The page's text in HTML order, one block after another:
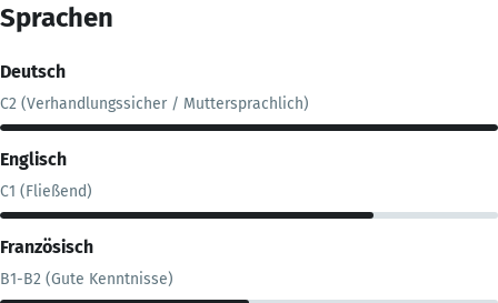
Sprachen
Deutsch
C2 (Verhandlungssicher / Muttersprachlich)
Englisch
C1 (Fließend)
Französisch
B1-B2 (Gute Kenntnisse)